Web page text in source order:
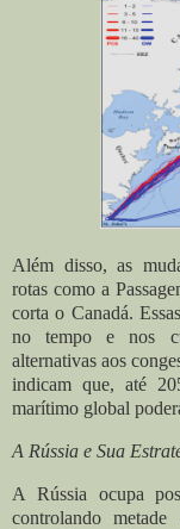
Além disso, as
rotas como a
corta o Canadá.
no tempo e nos
alternativas aos
indicam que, até
marítimo global
A Rússia e Sua
A Rússia ocupa
controlando